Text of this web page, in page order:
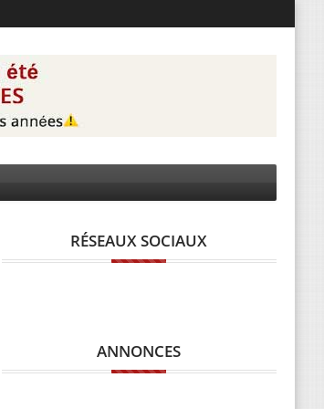
RÉSEAUX SOCIAUX
ANNONCES